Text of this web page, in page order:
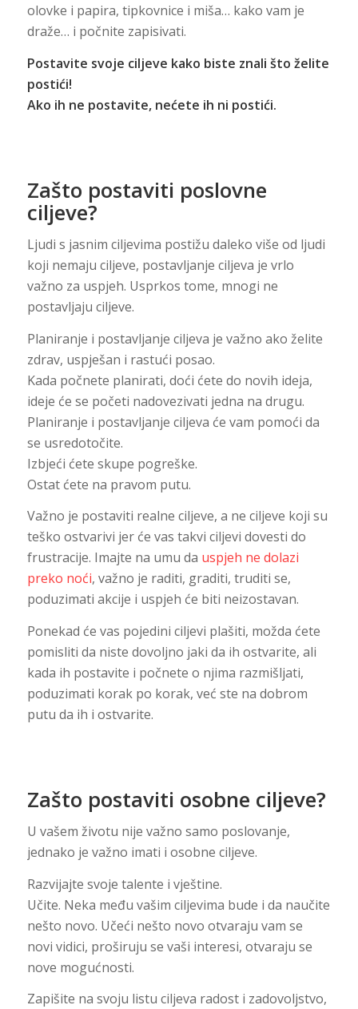
olovke i papira, tipkovnice i miša… kako vam je
draže… i počnite zapisivati.
Postavite svoje ciljeve kako biste znali što želite
postići!
Ako ih ne postavite, nećete ih ni postići.
Zašto postaviti poslovne
ciljeve?
Ljudi s jasnim ciljevima postižu daleko više od ljudi
koji nemaju ciljeve, postavljanje ciljeva je vrlo
važno za uspjeh. Usprkos tome, mnogi ne
postavljaju ciljeve.
Planiranje i postavljanje ciljeva je važno ako želite
zdrav, uspješan i rastući posao.
Kada počnete planirati, doći ćete do novih ideja,
ideje će se početi nadovezivati jedna na drugu.
Planiranje i postavljanje ciljeva će vam pomoći da
se usredotočite.
Izbjeći ćete skupe pogreške.
Ostat ćete na pravom putu.
Važno je postaviti realne ciljeve, a ne ciljeve koji su
teško ostvarivi jer će vas takvi ciljevi dovesti do
frustracije. Imajte na umu da uspjeh ne dolazi
preko noći, važno je raditi, graditi, truditi se,
poduzimati akcije i uspjeh će biti neizostavan.
Ponekad će vas pojedini ciljevi plašiti, možda ćete
pomisliti da niste dovoljno jaki da ih ostvarite, ali
kada ih postavite i počnete o njima razmišljati,
poduzimati korak po korak, već ste na dobrom
putu da ih i ostvarite.
Zašto postaviti osobne ciljeve?
U vašem životu nije važno samo poslovanje,
jednako je važno imati i osobne ciljeve.
Razvijajte svoje talente i vještine.
Učite. Neka među vašim ciljevima bude i da naučite
nešto novo. Učeći nešto novo otvaraju vam se
novi vidici, proširuju se vaši interesi, otvaraju se
nove mogućnosti.
Zapišite na svoju listu ciljeva radost i zadovoljstvo,